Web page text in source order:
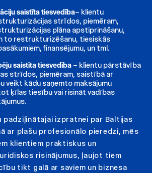
saistīta tiesvedība– klientu
strīdos, piemēram,
plāna apstiprināšanu,
to restrukturizēšanu, tiesiskās
finansējumu, un tml.
saistīta tiesvedība – klientu pārstāvība
strīdos, piemēram, saistībā ar
veikt kādu saņemto maksājumu
ķīlas tiesību vai risināt vadības
padziļinātajai izpratnei par Baltijas
ar plašu profesionālo pieredzi, mēs
klientiem praktiskus un
risinājumus, ļaujot tiem
tikt galā ar saviem un biznesa